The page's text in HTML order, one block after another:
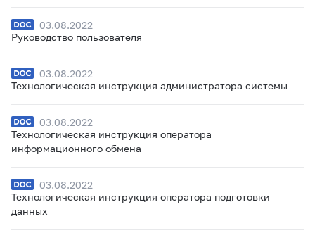
03.08.2022
Руководство пользователя
03.08.2022
Технологическая инструкция администратора системы
03.08.2022
Технологическая инструкция оператора
информационного обмена
03.08.2022
Технологическая инструкция оператора подготовки
данных